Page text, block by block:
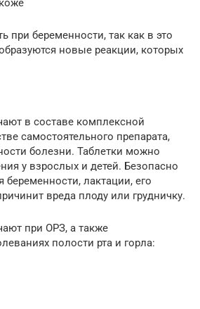
при беременности, так как в это
новые реакции, которых
в составе комплексной
самостоятельного препарата,
болезни. Таблетки можно
у взрослых и детей. Безопасно
беременности, лактации, его
вреда плоду или грудничку.
при ОРЗ, а также
полости рта и горла: